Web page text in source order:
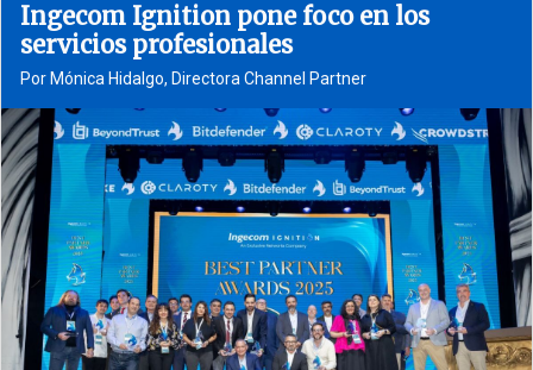
Ingecom Ignition pone foco en los
servicios profesionales
Por Mónica Hidalgo, Directora Channel Partner